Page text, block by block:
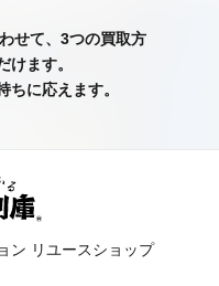
せて、3つの買取方
けます。
ちに応えます。
ン リユースショップ